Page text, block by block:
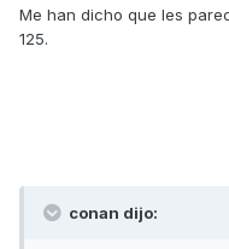
Me han dicho que les
125.
conan dijo: